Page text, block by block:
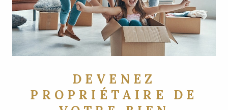
DEVENEZ
PROPRIÉTAIRE DE